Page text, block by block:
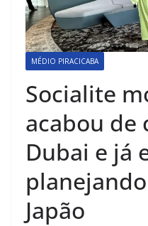
MÉDIO PIRACICABA
Socialite
acabou de
Dubai e já
Japão